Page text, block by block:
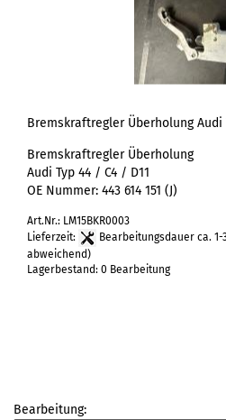
Bremskraftregler Überholung Audi
Bremskraftregler Überholung
Audi Typ 44 / C4 / D11
OE Nummer: 443 614 151 (J)
Art.Nr.: LM15BKR0003
Lieferzeit:
Bearbeitungsdauer ca. 1-
abweichend)
Lagerbestand: 0 Bearbeitung
Bearbeitung: